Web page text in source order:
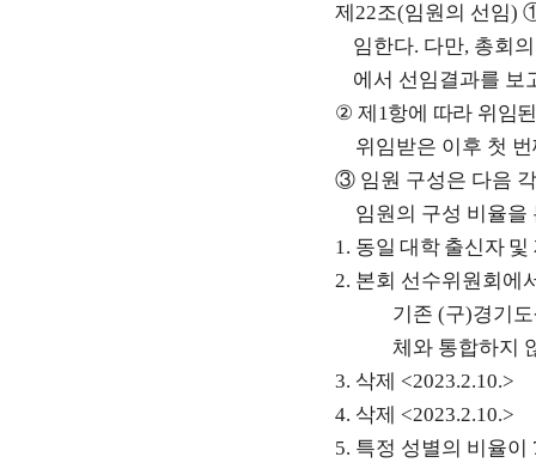
제22조(임원의 선임)
임한다. 다만, 총회
에서 선임결과를 보
② 제 1항에 따라 위임
위임받은 이후 첫
③ 임원 구성은 다음
임원의 구성 비율을
1. 동일 대학 출신자
2. 본회 선수위원회에
기존(구)경기
체와 통합하지
3. 삭제 <2023.2.10.>
4. 삭제 <2023.2.10.>
5. 특정 성별의 비율이